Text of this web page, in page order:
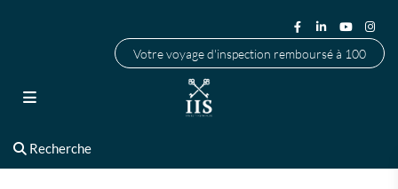
Votre voyage d'inspection remboursé à 100
Recherche